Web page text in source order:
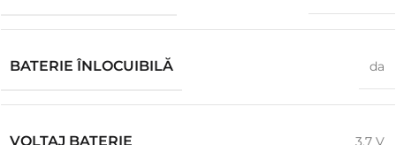
BATERIE ÎNLOCUIBILĂ da
VOLTAJ BATERIE 3.7 V